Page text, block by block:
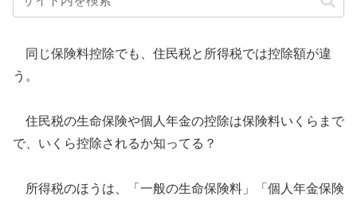
同じ保険料控除でも、住民税と所得税では控除額が違
う。
住民税の生命保険や個人年金の控除は保険料いくらまで
で、いくら控除されるか知ってる？
所得税のほうは、「一般の生命保険料」「個人年金保険